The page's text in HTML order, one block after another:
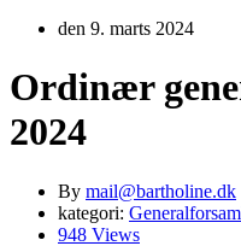
den 9. marts 2024
Ordinær
2024
By mail@bartholine.dk
kategori:
948 Views